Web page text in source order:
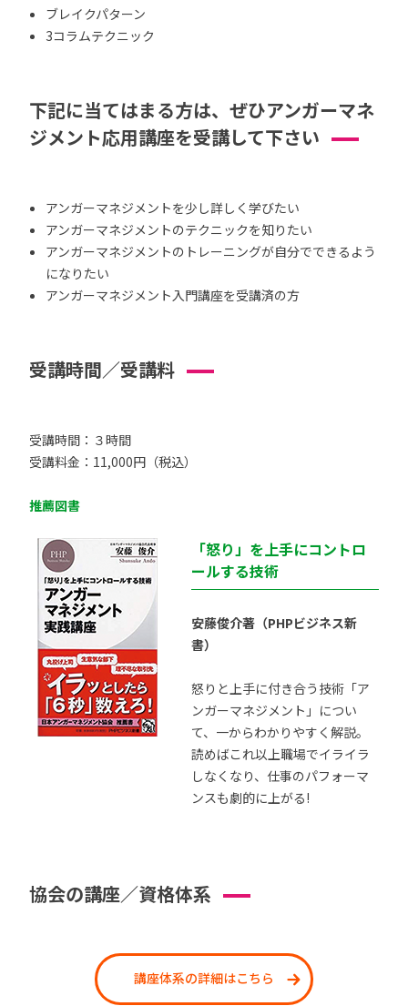
ブレイクパターン
3コラムテクニック
下記に当てはまる方は、ぜひアンガーマネ
ジメント応用講座を受講して下さい
アンガーマネジメントを少し詳しく学びたい
アンガーマネジメントのテクニックを知りたい
アンガーマネジメントのトレーニングが自分でできるよう
になりたい
アンガーマネジメント入門講座を受講済の方
受講時間／受講料
受講時間：３時間
受講料金：11,000円（税込）
推薦図書
「怒り」を上手にコントロ
ールする技術
安藤俊介著（PHPビジネス新
書）
怒りと上手に付き合う技術「ア
ンガーマネジメント」につい
て、一からわかりやすく解説。
読めばこれ以上職場でイライラ
しなくなり、仕事のパフォーマ
ンスも劇的に上がる!
協会の講座／資格体系
講座体系の詳細はこちら